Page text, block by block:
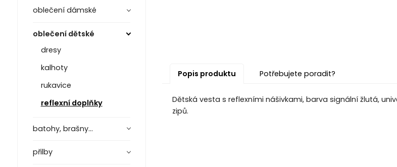
oblečení dámské
oblečení dětské
dresy
kalhoty
rukavice
reflexní doplňky
batohy, brašny...
přilby
Popis produktu Potřebujete poradit?
Dětská vesta s reflexními nášivkami, barva signální žlutá,
zipů.